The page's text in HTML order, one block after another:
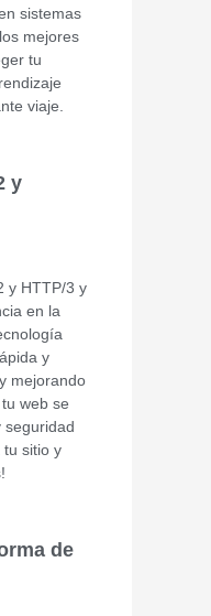
sistemas
mejores
tu
viaje.
y
y HTTP/3 y
en la
y
mejorando
web se
seguridad
tu sitio y
de